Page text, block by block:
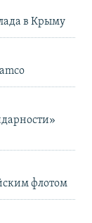
в Крыму
флотом